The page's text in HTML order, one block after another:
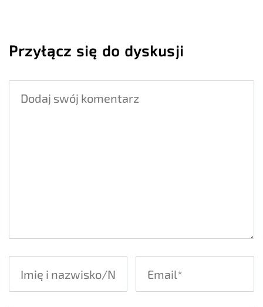
Przyłącz się do dyskusji